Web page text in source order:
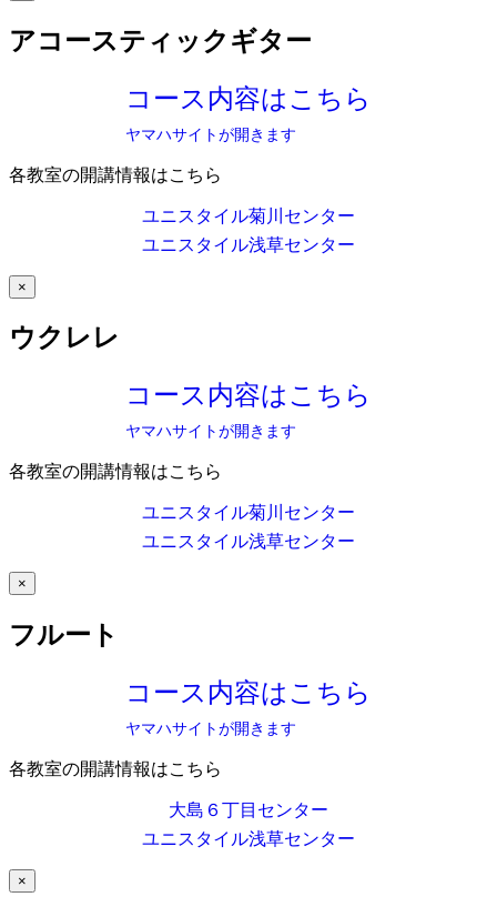
アコースティックギター
コース内容はこちら
ヤマハサイトが開きます
各教室の開講情報はこちら
ユニスタイル菊川センター
ユニスタイル浅草センター
×
ウクレレ
コース内容はこちら
ヤマハサイトが開きます
各教室の開講情報はこちら
ユニスタイル菊川センター
ユニスタイル浅草センター
×
フルート
コース内容はこちら
ヤマハサイトが開きます
各教室の開講情報はこちら
大島６丁目センター
ユニスタイル浅草センター
×